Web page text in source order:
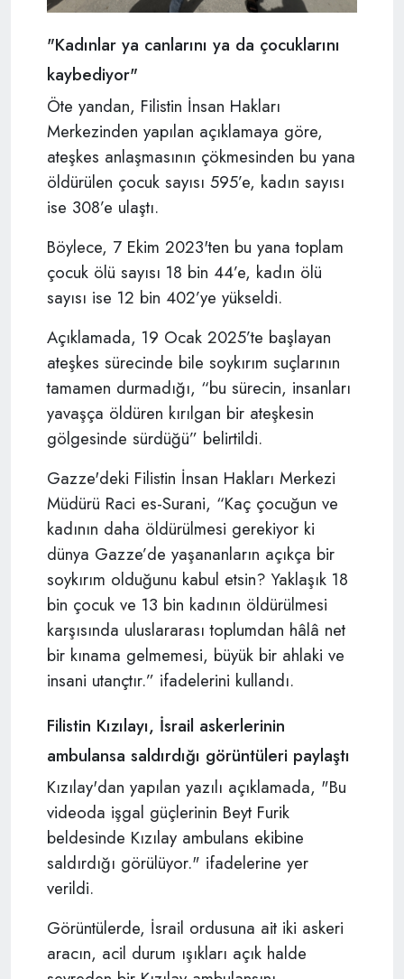
"Kadınlar ya canlarını ya da çocuklarını
kaybediyor"
Öte yandan, Filistin İnsan Hakları
Merkezinden yapılan açıklamaya göre,
ateşkes anlaşmasının çökmesinden bu yana
öldürülen çocuk sayısı 595’e, kadın sayısı
ise 308’e ulaştı.
Böylece, 7 Ekim 2023'ten bu yana toplam
çocuk ölü sayısı 18 bin 44’e, kadın ölü
sayısı ise 12 bin 402’ye yükseldi.
Açıklamada, 19 Ocak 2025’te başlayan
ateşkes sürecinde bile soykırım suçlarının
tamamen durmadığı, “bu sürecin, insanları
yavaşça öldüren kırılgan bir ateşkesin
gölgesinde sürdüğü” belirtildi.
Gazze'deki Filistin İnsan Hakları Merkezi
Müdürü Raci es-Surani, “Kaç çocuğun ve
kadının daha öldürülmesi gerekiyor ki
dünya Gazze’de yaşananların açıkça bir
soykırım olduğunu kabul etsin? Yaklaşık 18
bin çocuk ve 13 bin kadının öldürülmesi
karşısında uluslararası toplumdan hâlâ net
bir kınama gelmemesi, büyük bir ahlaki ve
insani utançtır.” ifadelerini kullandı.
Filistin Kızılayı, İsrail askerlerinin
ambulansa saldırdığı görüntüleri paylaştı
Kızılay'dan yapılan yazılı açıklamada, "Bu
videoda işgal güçlerinin Beyt Furik
beldesinde Kızılay ambulans ekibine
saldırdığı görülüyor." ifadelerine yer
verildi.
Görüntülerde, İsrail ordusuna ait iki askeri
aracın, acil durum ışıkları açık halde